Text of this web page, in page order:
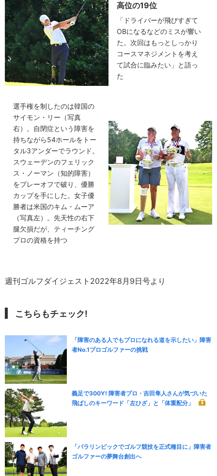
高位の19位
「ドライバーが飛びすぎて
OBになるなどのミスが響い
た。次回はもっとしっかり
コースマネジメントを考え
て試合に臨みたい」と語っ
た
選手権を制したのは韓国の
サイモン・リー（写真
右）。自閉症という障害を
持ちながら54ホールをトー
タル3アンダーでラウンド。
スウェーデンのフェリック
ス・ノーマン（知的障害）
をプレーオフで破り、優勝
カップを手にした。女子優
勝者は米国のキム・ムーア
（写真左）。先天性の右下
腿欠損だが、ティーチング
プロの資格を持つ
週刊ゴルフダイジェスト2022年8月9日号より
こちらもチェック!
「障害のある人でもプロになれる道を示したい」障害
者No.1プロゴルファーの挑戦
義足で300Y! 障害者プロ・吉田隼人さんが気づいた
飛ばしのキーワード「左ひざ」と「体重配分」
「パラリンピックでゴルフ競技を正式種目に」障害者
ゴルファーの夢舞台創出へ